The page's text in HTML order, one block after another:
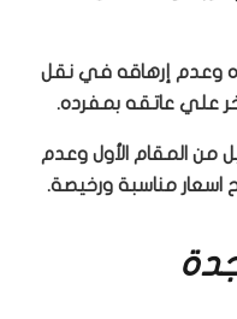
وعدم إرهاقه في نقل
علي عاتقه بمفرده.
من المقام الأول وعدم
اسعار مناسبة ورخيصة.